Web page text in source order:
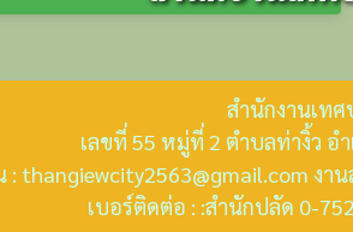
สำนักงานเท
เลขที่ 55 หมู่ที่ 2 ตำบลท่างิ้ว อ
: thangiewcity2563@gmail.com งา
เบอร์ติดต่อ : :สำนักปลัด 0-